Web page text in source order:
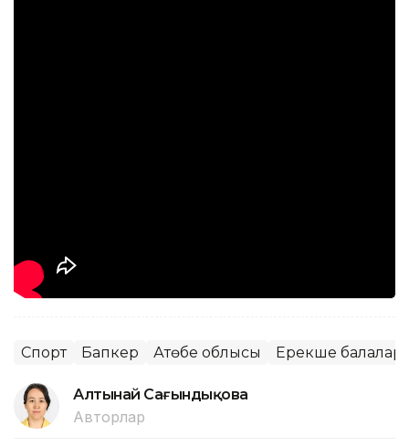
Спорт Бапкер Ақтөбе облысы Ерекше балалар
Алтынай Сағындықова
Авторлар